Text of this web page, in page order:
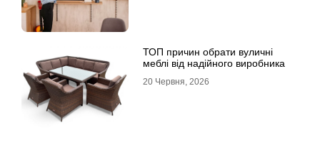
ТОП причин обрати вуличні
меблі від надійного виробника
20 Червня, 2026